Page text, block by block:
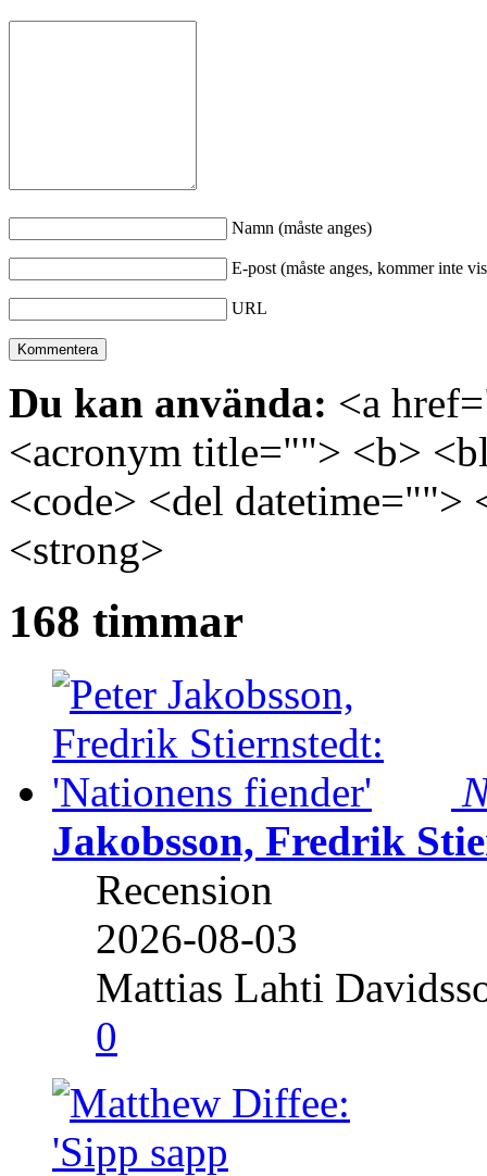
Namn (måste anges)
E-post (måste anges, kommer inte
URL
Du kan använda: <a
<acronym title=""> <b>
<code> <del
<strong>
168 timmar
Jakobsson, Fredrik
Recension
2026-08-03
Mattias Lahti
0